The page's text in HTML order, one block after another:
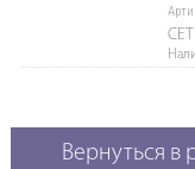
CET
Вернуться в